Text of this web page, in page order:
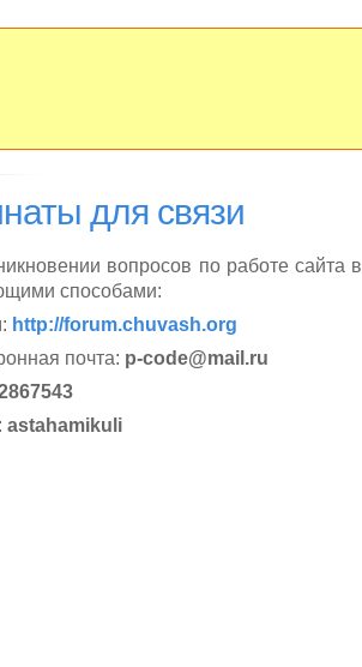
для связи
вопросов по работе сайта
способами:
http://forum.chuvash.org
почта: p-code@mail.ru
astahamikuli